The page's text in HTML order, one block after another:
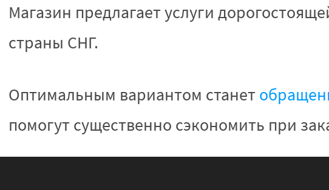
Магазин предлагает услуги
страны СНГ.
Оптимальным вариантом станет
помогут существенно сэкономить при